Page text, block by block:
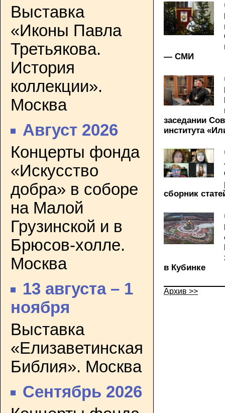
Выставка
«Иконы Павла
Третьякова.
История
коллекции».
Москва
Август 2026
Концерты фонда
«Искусство
добра» в соборе
на Малой
Грузинской и в
Брюсов-холле.
Москва
13 августа – 1
ноября
Выставка
«Елизаветинская
Библия». Москва
Сентябрь 2026
— СМИ
заседании
института
сборник
в Кубинке
Архив >>